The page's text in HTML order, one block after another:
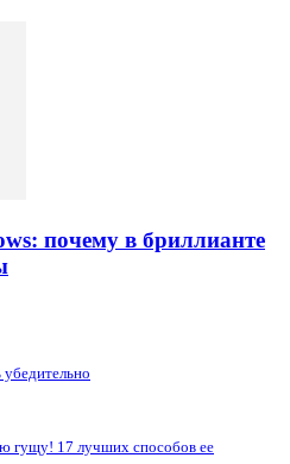
почему в бриллианте
убедительно
гущу! 17 лучших способов ее